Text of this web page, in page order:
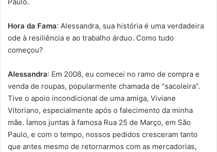
Paulo.
Hora da Fama: Alessandra, sua história é uma verdadeira
ode à resiliência e ao trabalho árduo. Como tudo
começou?
Alessandra: Em 2008, eu comecei no ramo de compra e
venda de roupas, popularmente chamada de “sacoleira”.
Tive o apoio incondicional de uma amiga, Viviane
Vitoriano, especialmente após o falecimento da minha
mãe. Íamos juntas à famosa Rua 25 de Março, em São
Paulo, e com o tempo, nossos pedidos cresceram tanto
que antes mesmo de retornarmos com as mercadorias,